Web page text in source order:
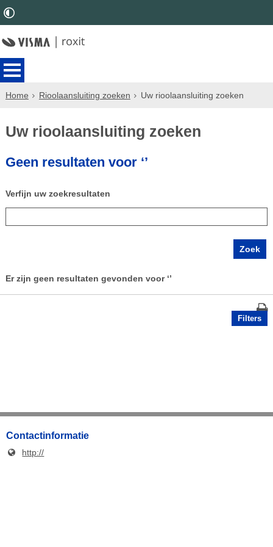
Home Rioolaansluiting zoeken Uw rioolaansluiting zoeken
Uw rioolaansluiting zoeken
Geen resultaten voor ‘’
Verfijn uw zoekresultaten
Er zijn geen resultaten gevonden voor ‘’
Filters
Contactinformatie
http://